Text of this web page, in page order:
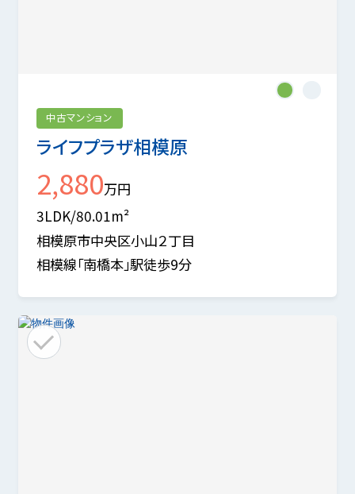
ライフプラザ相模原
中古マンション
2,880万円
3LDK/80.01m²
相模原市中央区小山２丁目
相模線「南橋本」駅徒歩9分